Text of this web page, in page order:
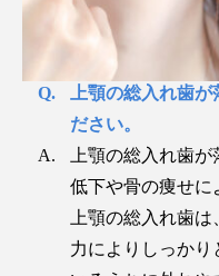
上顎の総入れ歯
ださい。
上顎の総入れ歯
低下や骨の痩せに
上顎の総入れ歯
力によりしっかり